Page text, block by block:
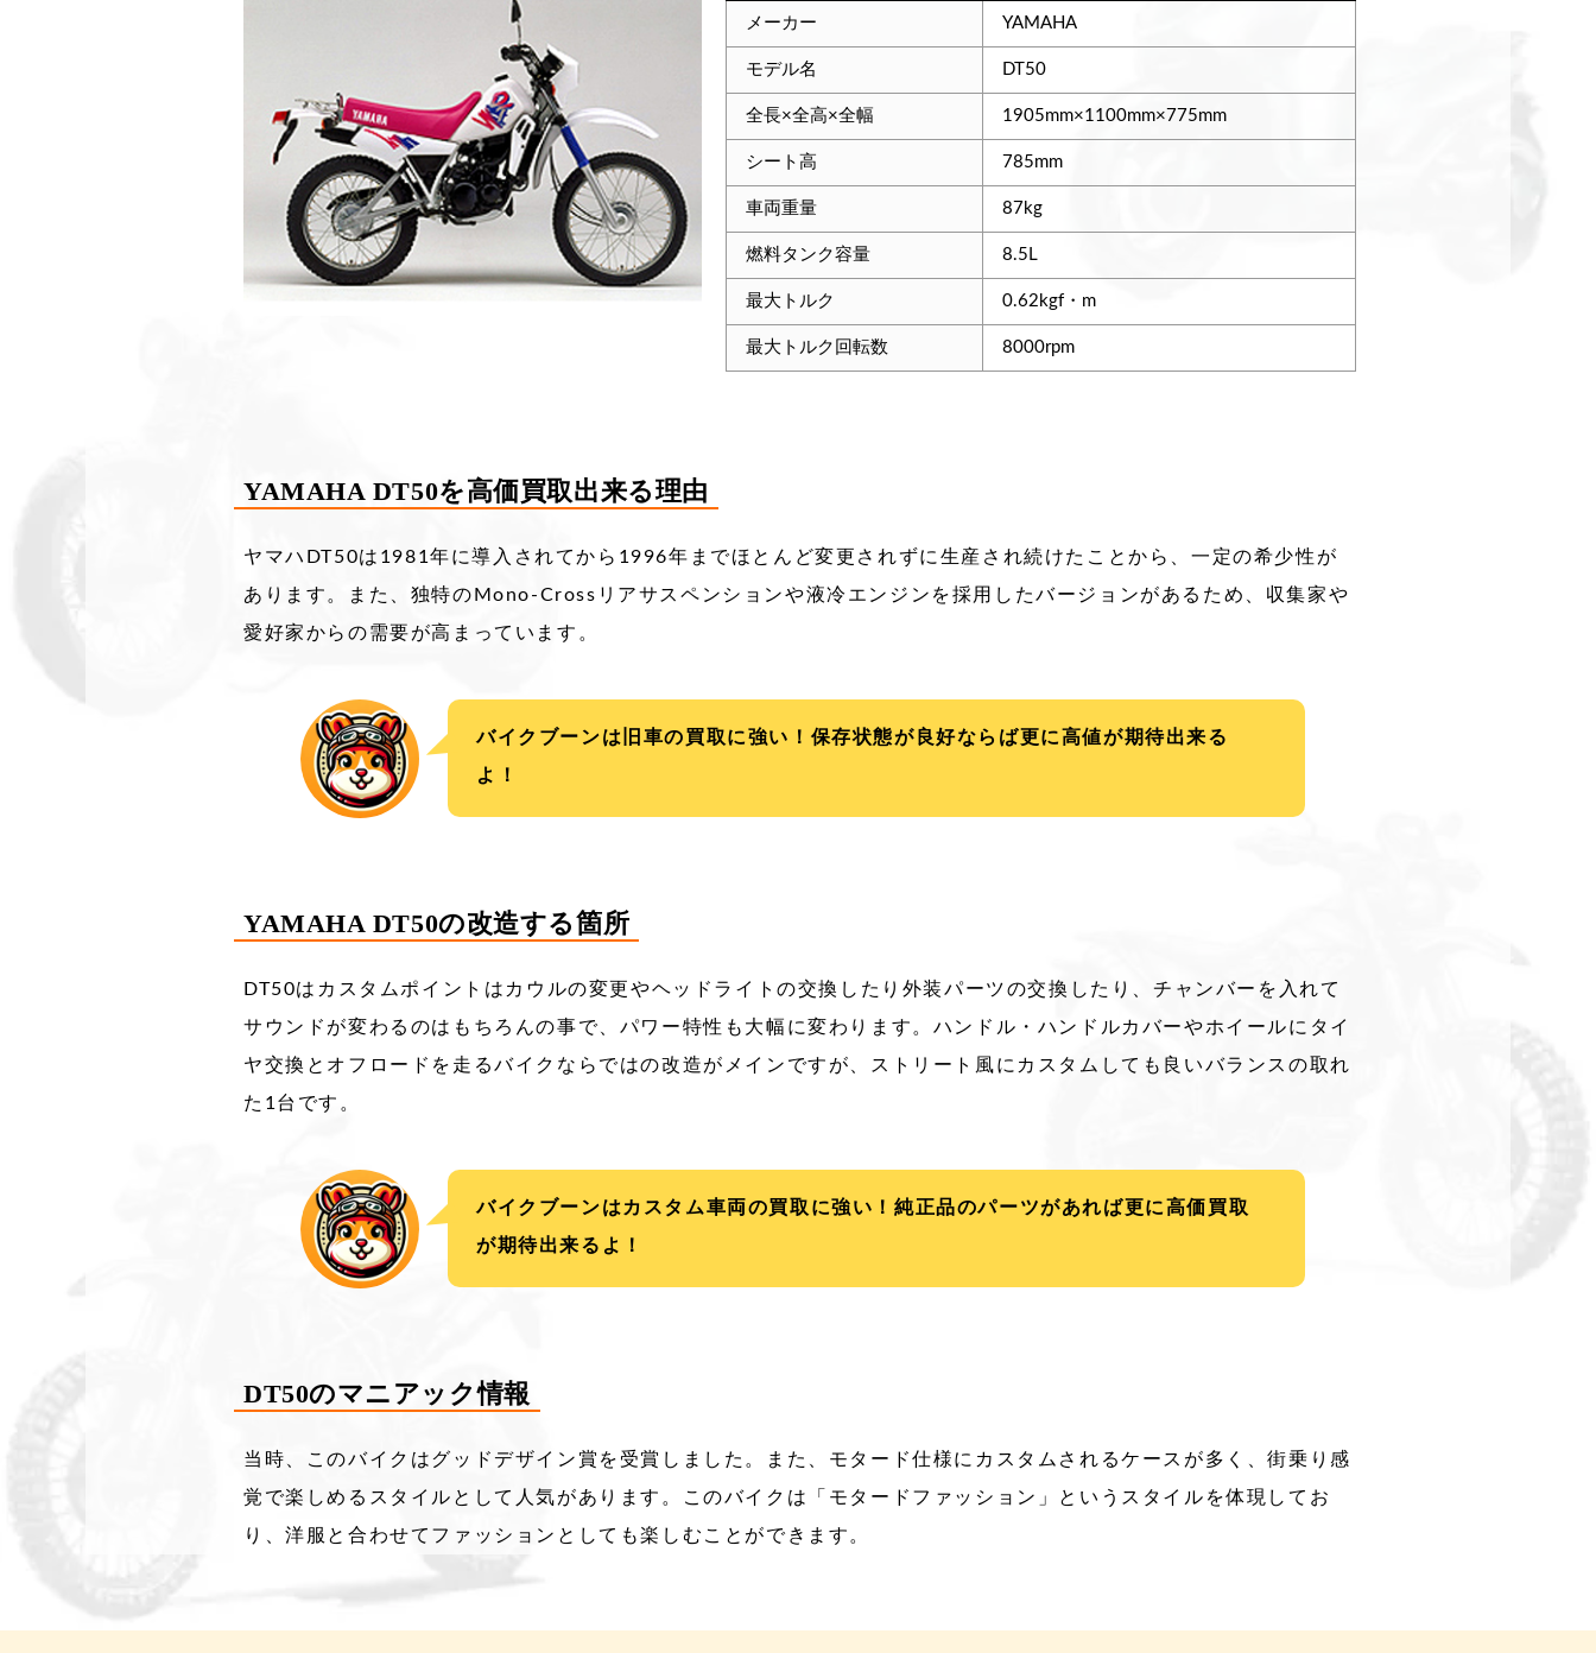
メーカー YAMAHA
モデル名 DT50
全長×全高×全幅 1905mm×1100mm×775mm
シート高 785mm
車両重量 87kg
燃料タンク容量 8.5L
最大トルク 0.62kgf・m
最大トルク回転数 8000rpm
YAMAHA DT50を高価買取出来る理由
ヤマハDT50は1981年に導入されてから1996年までほとんど変更されずに生産され続けたことから、一定の希少性が
あります。また、独特のMono-Crossリアサスペンションや液冷エンジンを採用したバージョンがあるため、収集家や
愛好家からの需要が高まっています。
バイクブーンは旧車の買取に強い！保存状態が良好ならば更に高値が期待出来る
よ！
YAMAHA DT50の改造する箇所
DT50はカスタムポイントはカウルの変更やヘッドライトの交換したり外装パーツの交換したり、チャンバーを入れて
サウンドが変わるのはもちろんの事で、パワー特性も大幅に変わります。ハンドル・ハンドルカバーやホイールにタイ
ヤ交換とオフロードを走るバイクならではの改造がメインですが、ストリート風にカスタムしても良いバランスの取れ
た1台です。
バイクブーンはカスタム車両の買取に強い！純正品のパーツがあれば更に高価買取
が期待出来るよ！
DT50のマニアック情報
当時、このバイクはグッドデザイン賞を受賞しました。また、モタード仕様にカスタムされるケースが多く、街乗り感
覚で楽しめるスタイルとして人気があります。このバイクは「モタードファッション」というスタイルを体現してお
り、洋服と合わせてファッションとしても楽しむことができます。